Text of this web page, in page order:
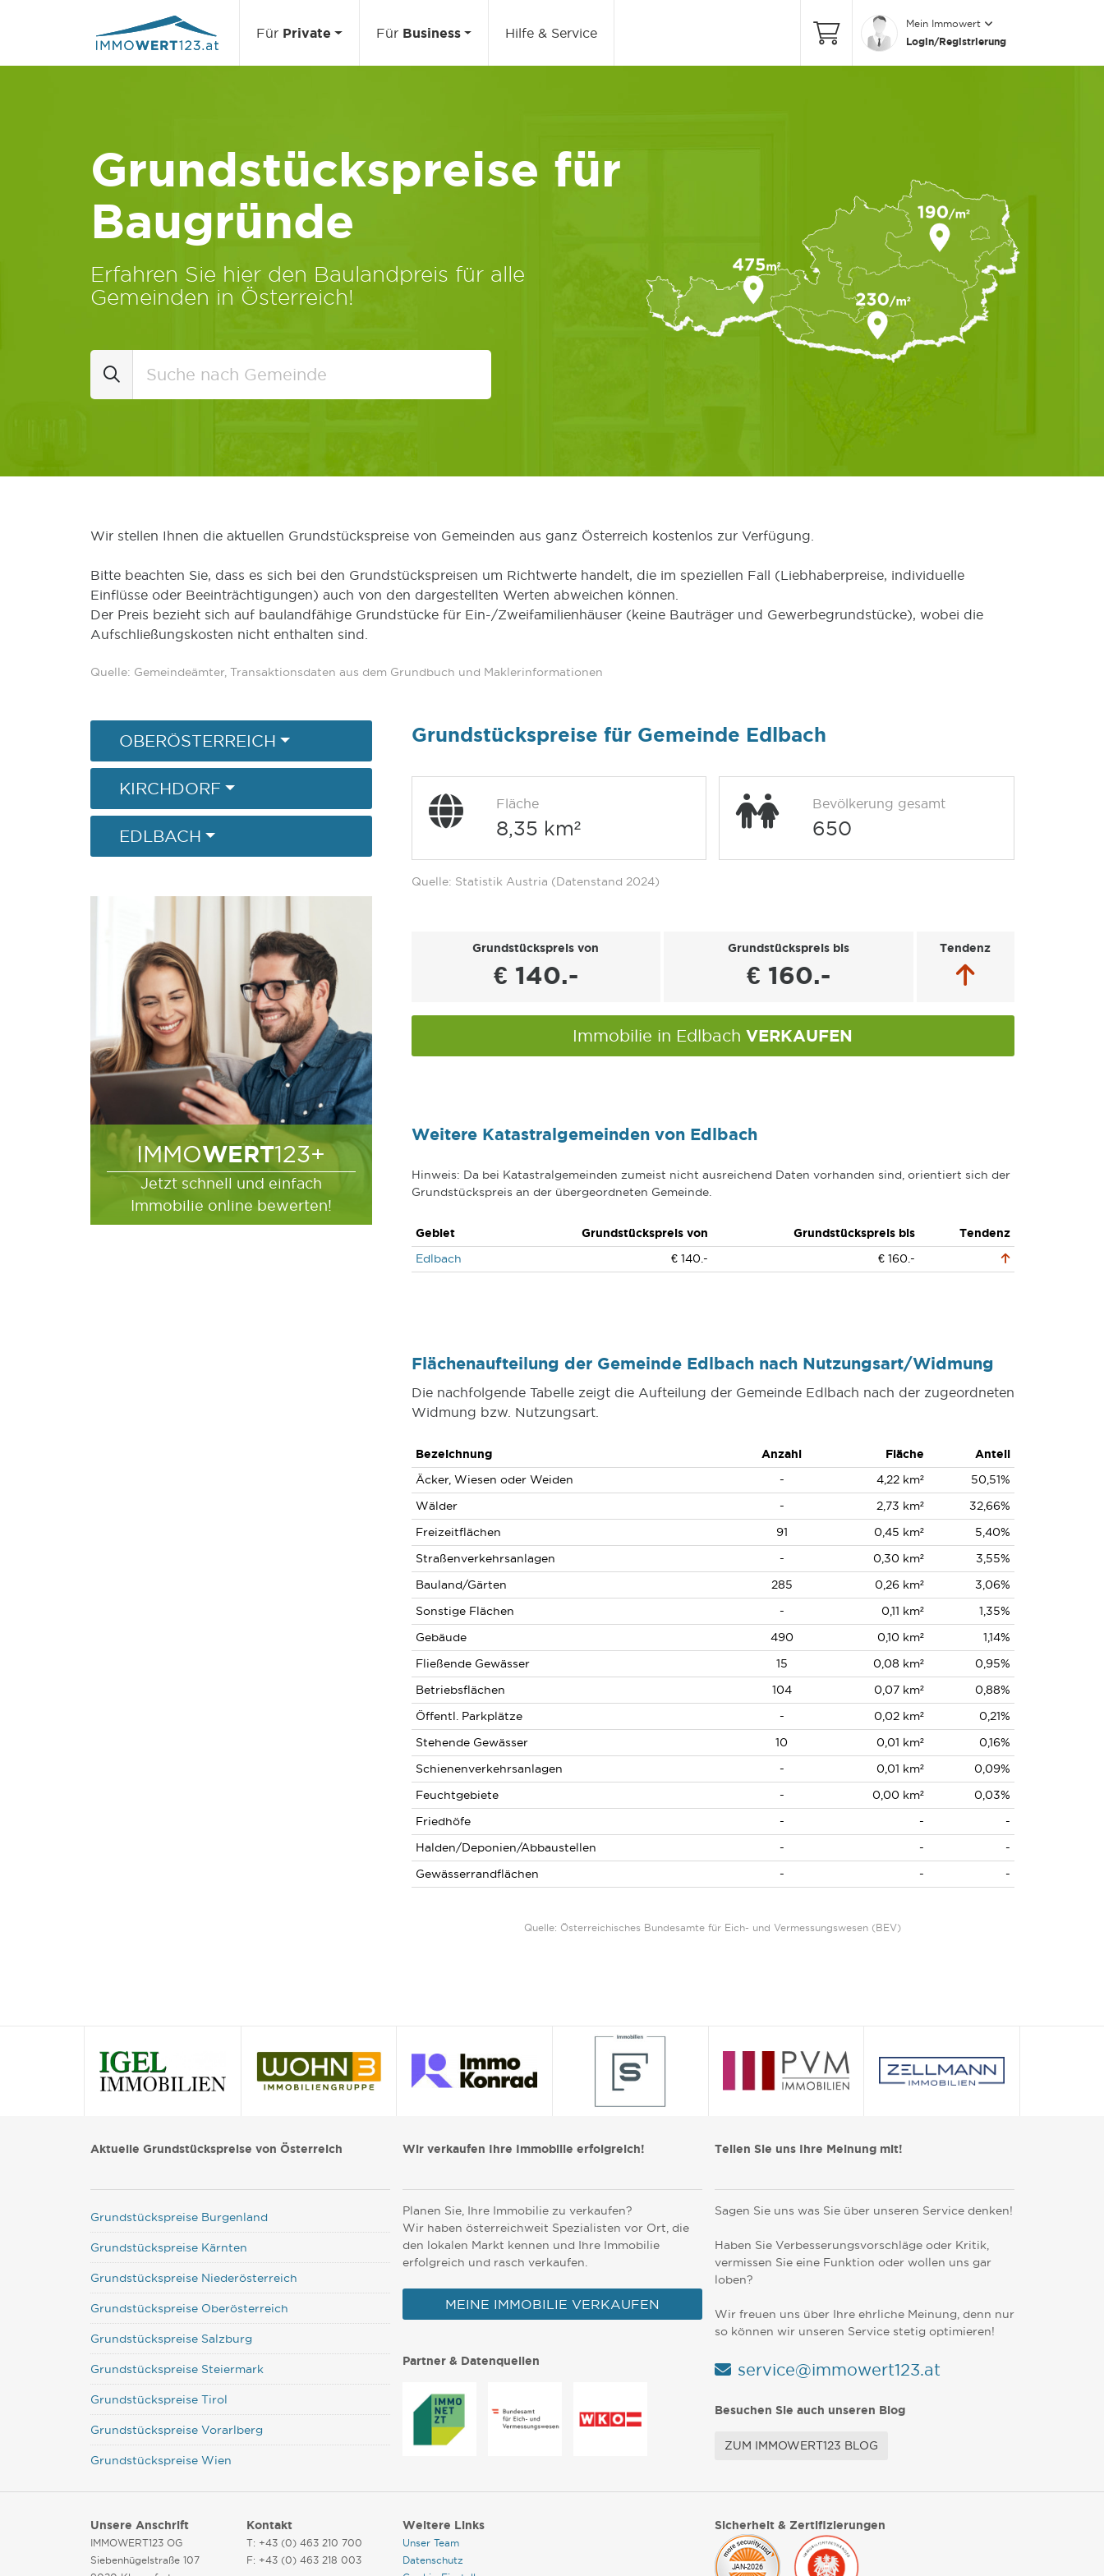
Für Private Für Business Hilfe & Service
Mein Immowert
Login/Registrierung
Grundstückspreise für
Baugründe
Erfahren Sie hier den Baulandpreis für alle
Gemeinden in Österreich!
Wir stellen Ihnen die aktuellen Grundstückspreise von Gemeinden aus ganz Österreich kostenlos zur Verfügung.
Bitte beachten Sie, dass es sich bei den Grundstückspreisen um Richtwerte handelt, die im speziellen Fall (Liebhaberpreise, individuelle
Einflüsse oder Beeinträchtigungen) auch von den dargestellten Werten abweichen können.
Der Preis bezieht sich auf baulandfähige Grundstücke für Ein-/Zweifamilienhäuser (keine Bauträger und Gewerbegrundstücke), wobei die
Aufschließungskosten nicht enthalten sind.
Quelle: Gemeindeämter, Transaktionsdaten aus dem Grundbuch und Maklerinformationen
OBERÖSTERREICH
KIRCHDORF
EDLBACH
IMMOWERT123+
Jetzt schnell und einfach
Immobilie online bewerten!
Grundstückspreise für Gemeinde Edlbach
Fläche
8,35 km²
Bevölkerung gesamt
650
Quelle: Statistik Austria (Datenstand 2024)
Grundstückspreis von
€ 140.-
Grundstückspreis bis
€ 160.-
Tendenz
Immobilie in Edlbach VERKAUFEN
Weitere Katastralgemeinden von Edlbach
Hinweis: Da bei Katastralgemeinden zumeist nicht ausreichend Daten vorhanden sind, orientiert sich der
Grundstückspreis an der übergeordneten Gemeinde.
Gebiet Grundstückspreis von Grundstückspreis bis
Tendenz
Edlbach
€ 140.- € 160.-
Flächenaufteilung der Gemeinde Edlbach nach Nutzungsart/Widmung
Die nachfolgende Tabelle zeigt die Aufteilung der Gemeinde Edlbach nach der zugeordneten
Widmung bzw. Nutzungsart.
Bezeichnung Anzahl Fläche
Anteil
Äcker, Wiesen oder Weiden
- 4,22 km²
50,51%
Wälder
- 2,73 km²
32,66%
Freizeitflächen
91 0,45 km²
5,40%
Straßenverkehrsanlagen
- 0,30 km²
3,55%
Bauland/Gärten
285 0,26 km²
3,06%
Sonstige Flächen
- 0,11 km²
1,35%
Gebäude
490 0,10 km²
1,14%
Fließende Gewässer
15 0,08 km²
0,95%
Betriebsflächen
104 0,07 km²
0,88%
Öffentl. Parkplätze
- 0,02 km²
0,21%
Stehende Gewässer
10 0,01 km²
0,16%
Schienenverkehrsanlagen
- 0,01 km²
0,09%
Feuchtgebiete
- 0,00 km²
0,03%
Friedhöfe
- -
-
Halden/Deponien/Abbaustellen
- -
-
Gewässerrandflächen
- - -
Quelle: Österreichisches Bundesamte für Eich- und Vermessungswesen (BEV)
Aktuelle Grundstückspreise von Österreich
Grundstückspreise Burgenland
Grundstückspreise Kärnten
Grundstückspreise Niederösterreich
Grundstückspreise Oberösterreich
Grundstückspreise Salzburg
Grundstückspreise Steiermark
Grundstückspreise Tirol
Grundstückspreise Vorarlberg
Grundstückspreise Wien
Wir verkaufen Ihre Immobilie erfolgreich!
Planen Sie, Ihre Immobilie zu verkaufen?
Wir haben österreichweit Spezialisten vor Ort, die
den lokalen Markt kennen und Ihre Immobilie
erfolgreich und rasch verkaufen.
MEINE IMMOBILIE VERKAUFEN
Partner & Datenquellen
Teilen Sie uns Ihre Meinung mit!
Sagen Sie uns was Sie über unseren Service denken!
Haben Sie Verbesserungsvorschläge oder Kritik,
vermissen Sie eine Funktion oder wollen uns gar
loben?
Wir freuen uns über Ihre ehrliche Meinung, denn nur
so können wir unseren Service stetig optimieren!
service@immowert123.at
Besuchen Sie auch unseren Blog
ZUM IMMOWERT123 BLOG
Unsere Anschrift
IMMOWERT123 OG
Siebenhügelstraße 107
Kontakt
T: +43 (0) 463 210 700
F: +43 (0) 463 218 003
Weitere Links
Unser Team
Datenschutz
Sicherheit & Zertifizierungen